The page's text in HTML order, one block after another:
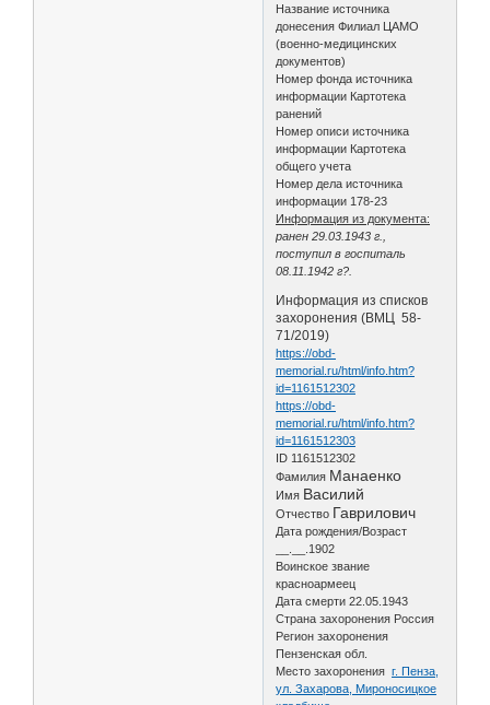
Название источника
донесения Филиал ЦАМО
(военно-медицинских
документов)
Номер фонда источника
информации Картотека
ранений
Номер описи источника
информации Картотека
общего учета
Номер дела источника
информации 178-23
Информация из документа:
ранен 29.03.1943 г.,
поступил в госпиталь
08.11.1942 г?.
Информация из списков
захоронения (ВМЦ 58-
71/2019)
https://obd-
memorial.ru/html/info.htm?
id=1161512302
https://obd-
memorial.ru/html/info.htm?
id=1161512303
ID 1161512302
Фамилия Манаенко
Имя Василий
Отчество Гаврилович
Дата рождения/Возраст
__.__.1902
Воинское звание
красноармеец
Дата смерти 22.05.1943
Страна захоронения Россия
Регион захоронения
Пензенская обл.
Место захороненияг. Пенза,
ул. Захарова, Мироносицкое